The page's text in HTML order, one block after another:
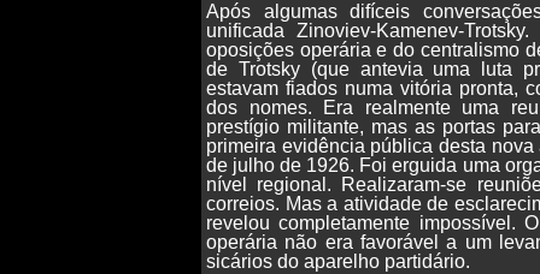
Após algumas difíceis
unificada Zinoviev-Kamenev-
oposições operária e do centralismo
de Trotsky (que antevia uma luta
estavam fiados numa vitória pronta,
dos nomes. Era realmente uma
prestígio militante, mas as portas
primeira evidência pública desta
de julho de 1926. Foi erguida uma
nível regional. Realizaram-se
correios. Mas a atividade de
revelou completamente impossível.
operária não era favorável a um
sicários do aparelho partidário.